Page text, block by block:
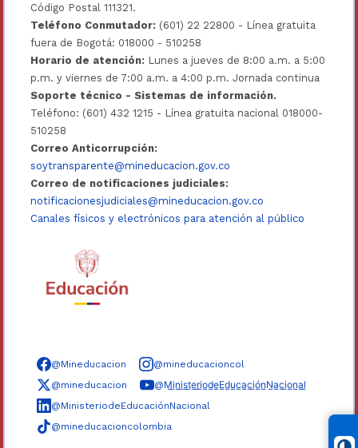
Código Postal 111321.
Teléfono Conmutador: (601) 22 22800 - Línea gratuita
fuera de Bogotá: 018000 - 510258
Horario de atención: Lunes a jueves de 8:00 a.m. a 5:00
p.m. y viernes de 7:00 a.m. a 4:00 p.m. Jornada continua
Soporte técnico - Sistemas de información.
Teléfono: (601) 432 1215 - Línea gratuita nacional 018000-
510258
Correo Anticorrupción:
soytransparente@mineducacion.gov.co
Correo de notificaciones judiciales:
notificacionesjudiciales@mineducacion.gov.co
Canales físicos y electrónicos para atención al público
Síguenos en redes sociales
@Mineducacion
@mineducacioncol
@mineducacion
@M̲i̲n̲i̲s̲t̲e̲r̲i̲o̲d̲e̲E̲d̲u̲c̲a̲c̲i̲ó̲n̲N̲a̲c̲i̲o̲n̲a̲l̲
@MinisteriodeEducaciónNacional
@mineducacioncolombia